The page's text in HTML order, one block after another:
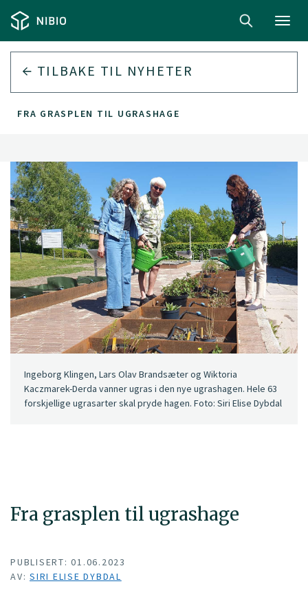
TILBAKE TIL NYHETER
FRA GRASPLEN TIL UGRASHAGE
Fra grasplen til ugrashage
Ingeborg Klingen, Lars Olav Brandsæter og Wiktoria
Kaczmarek-Derda vanner ugras i den nye ugrashagen. Hele 63
forskjellige ugrasarter skal pryde hagen. Foto: Siri Elise Dybdal
PUBLISERT: 01.06.2023
AV: SIRI ELISE DYBDAL